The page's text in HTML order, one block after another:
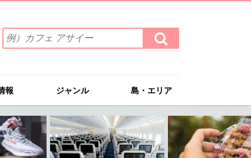
索
ワ
を
入
力
(例）
カ
検
索
す
報 ジャンル 島・エリア